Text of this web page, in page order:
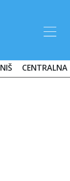
NIŠ CENTRALNA